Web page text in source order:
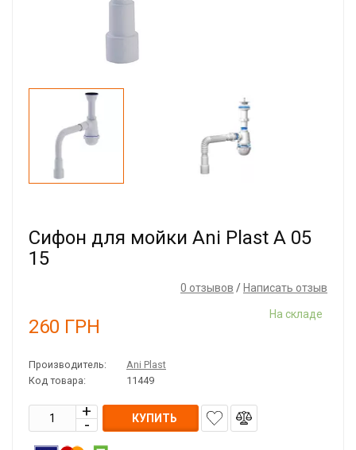
Сифон для мойки Ani Plast А 05
15
0 отзывов / Написать отзыв
260 ГРН
На складе
Производитель:
Ani Plast
Код товара:
11449
КУПИТЬ